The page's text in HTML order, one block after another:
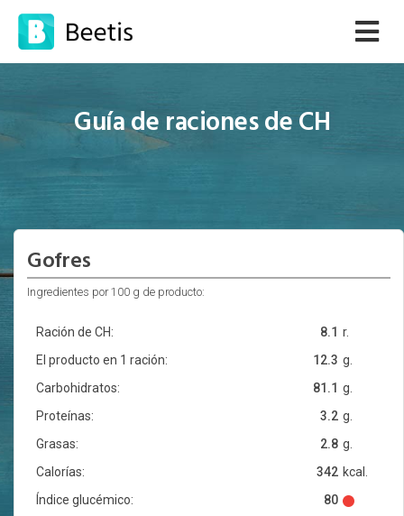
Guía de raciones de CH
Gofres
Ingredientes por 100 g de producto:
Ración de CH: r.
8.1
El producto en 1 ración:
g.
12.3
Carbohidratos:
g.
81.1
Proteínas:
g.
3.2
Grasas:
g.
2.8
Calorías:
kcal.
342
Índice glucémico:
80